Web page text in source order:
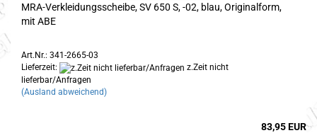
MRA-Verkleidungsscheibe, SV 650 S, -02, blau, Originalform,
mit ABE
Art.Nr.: 341-2665-03
Lieferzeit:
z.Zeit nicht
lieferbar/Anfragen
(Ausland abweichend)
83,95 EUR